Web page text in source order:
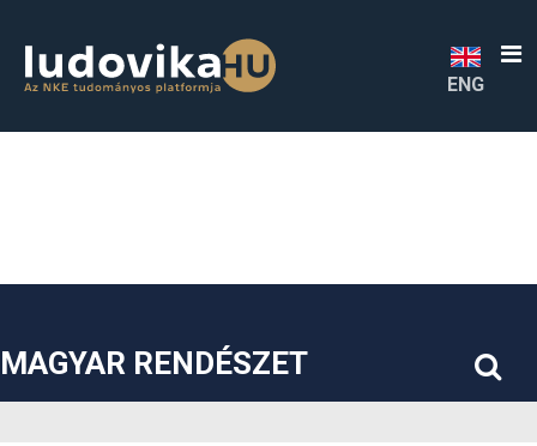
##plugins.themes.bootstrap3.accessible_menu.sidebar##
ENG
MAGYAR RENDÉSZET